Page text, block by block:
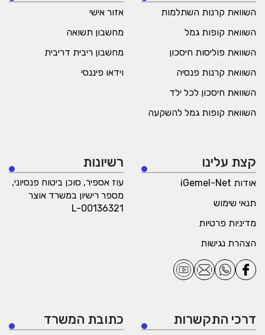
השוואת קרנות השתלמות
השוואת קופות גמל
השוואת פוליסות חיסכון
השוואת קרנות פנסיה
השוואת חיסכון לכל ילד
השוואת קופות גמל להשקעה
אזור אישי
מחשבון תשואה
מחשבון ריבית דריבית
וידאו פיננסי
קצת עלינו
אודות iGemel-Net
תנאי שימוש
מדיניות פרטיות
הצהרת נגישות
רשיונות
עוז אספיר, סוכן ביטוח פנסיוני,
מספר רישיון במשרד אוצר
L-00136321
דרכי התקשרות כתובת המשרד